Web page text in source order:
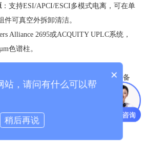
​：支持ESI/APCI/ESCI多模式电离，可在单
件可真空外拆卸清洁。
Alliance 2695或ACQUITY UPLC系统，
色谱柱。
分子泵和前级机械泵，真空系统具备
用光学降噪技术，提升负离子模式灵敏度
流程
×
站，请问有什么可以帮
稍后再说